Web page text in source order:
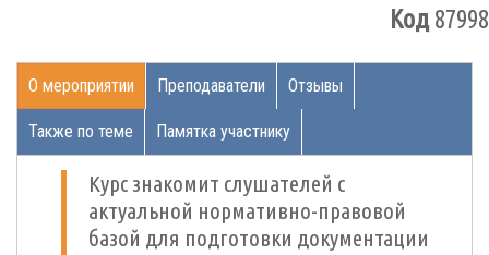
Код87998
О мероприятии Преподаватели Отзывы
Также по теме Памятка участнику
Курс знакомит слушателей с
актуальной нормативно-правовой
базой для подготовки документации